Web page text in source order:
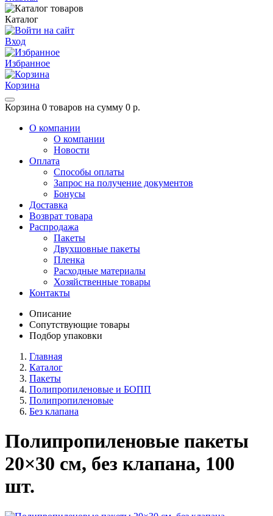
Каталог
Вход
Избранное
Корзина
Корзина 0 товаров на сумму 0 р.
О компании
О компании
Новости
Оплата
Способы оплаты
Запрос на получение документов
Бонусы
Доставка
Возврат товара
Распродажа
Пакеты
Двухшовные пакеты
Пленка
Расходные материалы
Хозяйственные товары
Контакты
Описание
Сопутствующие товары
Подбор упаковки
Главная
Каталог
Пакеты
Полипропиленовые и БОПП
Полипропиленовые
Без клапана
Полипропиленовые пакеты
20×30 см, без клапана, 100
шт.